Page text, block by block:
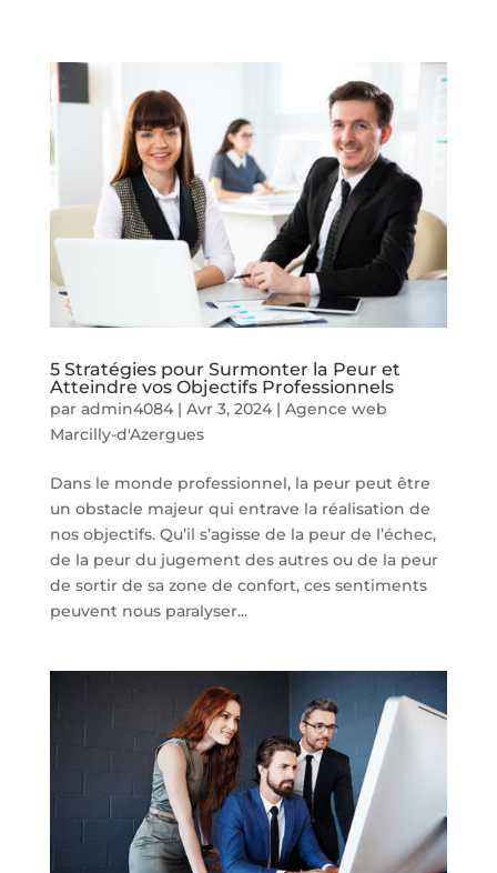
5 Stratégies pour Surmonter la Peur et
Atteindre vos Objectifs Professionnels
par admin4084| Avr 3, 2024| Agence web
Marcilly-d'Azergues
Dans le monde professionnel, la peur peut être
un obstacle majeur qui entrave la réalisation de
nos objectifs. Qu’il s’agisse de la peur de l’échec,
de la peur du jugement des autres ou de la peur
de sortir de sa zone de confort, ces sentiments
peuvent nous paralyser...